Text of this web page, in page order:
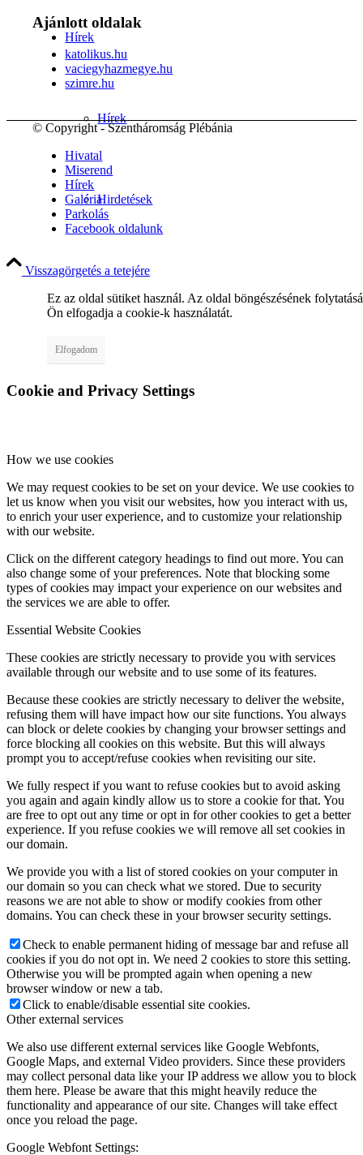
Hírek
Hírek
Hirdetések
FÉNY ÉS FORRÁS egyházközségünk lapja
Galéria
Menu Menu
Ajánlott oldalak
katolikus.hu
vaciegyhazmegye.hu
szimre.hu
© Copyright - Szentháromság Plébánia
Hivatal
Miserend
Hírek
Galéria
Parkolás
Facebook oldalunk
Visszagörgetés a tetejére
Ez az oldal sütiket használ. Az oldal böngészésének
Ön elfogadja a cookie-k használatát.
Elfogadom
Cookie and Privacy Settings
How we use cookies
We may request cookies to be set on your device. We use cookies to
let us know when you visit our websites, how you interact with us,
to enrich your user experience, and to customize your relationship
with our website.
Click on the different category headings to find out more. You can
also change some of your preferences. Note that blocking some
types of cookies may impact your experience on our websites and
the services we are able to offer.
Essential Website Cookies
These cookies are strictly necessary to provide you with services
available through our website and to use some of its features.
Because these cookies are strictly necessary to deliver the website,
refusing them will have impact how our site functions. You always
can block or delete cookies by changing your browser settings and
force blocking all cookies on this website. But this will always
prompt you to accept/refuse cookies when revisiting our site.
We fully respect if you want to refuse cookies but to avoid asking
you again and again kindly allow us to store a cookie for that. You
are free to opt out any time or opt in for other cookies to get a better
experience. If you refuse cookies we will remove all set cookies in
our domain.
We provide you with a list of stored cookies on your computer in
our domain so you can check what we stored. Due to security
reasons we are not able to show or modify cookies from other
domains. You can check these in your browser security settings.
Check to enable permanent hiding of message bar and refuse all
cookies if you do not opt in. We need 2 cookies to store this setting.
Otherwise you will be prompted again when opening a new
browser window or new a tab.
Click to enable/disable essential site cookies.
Other external services
We also use different external services like Google Webfonts,
Google Maps, and external Video providers. Since these providers
may collect personal data like your IP address we allow you to block
them here. Please be aware that this might heavily reduce the
functionality and appearance of our site. Changes will take effect
once you reload the page.
Google Webfont Settings: